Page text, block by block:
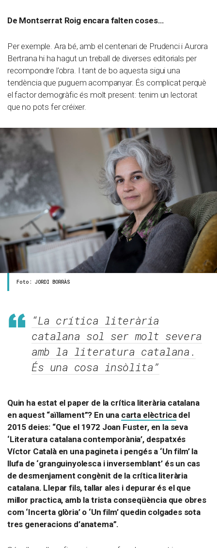
De Montserrat Roig encara falten coses…
Per exemple. Ara bé, amb el centenari de Prudenci i Aurora
Bertrana hi ha hagut un treball de diverses editorials per
recompondre l’obra. I tant de bo aquesta sigui una
tendència que puguem acompanyar. És complicat perquè
el factor demogràfic és molt present: tenim un lectorat
que no pots fer créixer.
Foto: JORDI BORRÀS
“La crítica literària
catalana sol ser molt severa
amb la literatura catalana.
És una cosa insòlita”
Quin ha estat el paper de la crítica literària catalana
en aquest “aïllament”? En una carta elèctricadel
2015 deies: “Que el 1972 Joan Fuster, en la seva
‘Literatura catalana contemporània’, despatxés
Víctor Català en una pagineta i pengés a ‘Un film’ la
llufa de ‘granguinyolesca i inversemblant’ és un cas
de desmenjament congènit de la crítica literària
catalana. Llepar fils, tallar ales i depurar és el que
millor practica, amb la trista conseqüència que obres
com ‘Incerta glòria’ o ‘Un film’ quedin colgades sota
tres generacions d’anatema”.